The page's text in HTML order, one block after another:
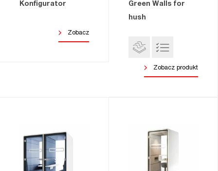
Konfigurator
Zobacz
Green Walls for
hush
Zobacz produkt